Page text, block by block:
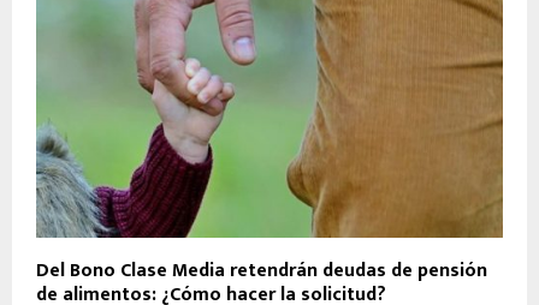
Del Bono Clase Media retendrán deudas de pensión
de alimentos: ¿Cómo hacer la solicitud?